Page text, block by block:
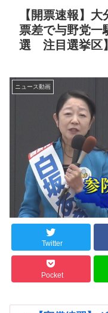
【開票速報】
票差で与野党一
選 注目選挙区】
ニュース動画
Twitter
Pocket